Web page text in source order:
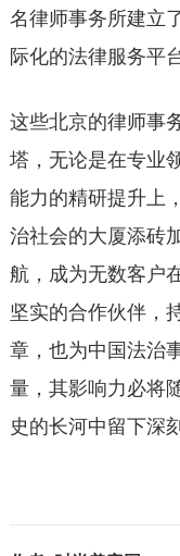
名律师事务所建立
际化的法律服务平
这些北京的律师事
塔，无论是在专业
能力的精研提升上
治社会的大厦添砖
航，成为无数客户
坚实的合作伙伴，
章，也为中国法治
量，其影响力必将
史的长河中留下深